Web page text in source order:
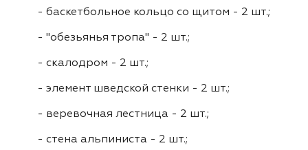
- баскетбольное кольцо со щитом - 2 шт.;
- "обезьянья тропа" - 2 шт.;
- скалодром - 2 шт.;
- элемент шведской стенки - 2 шт.;
- веревочная лестница - 2 шт.;
- стена альпиниста - 2 шт.;